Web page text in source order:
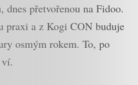
dnes přetvořenou na Fidoo.
praxi a z Kogi CON buduje
osmým rokem. To, po